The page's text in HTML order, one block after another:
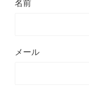
名前
メール